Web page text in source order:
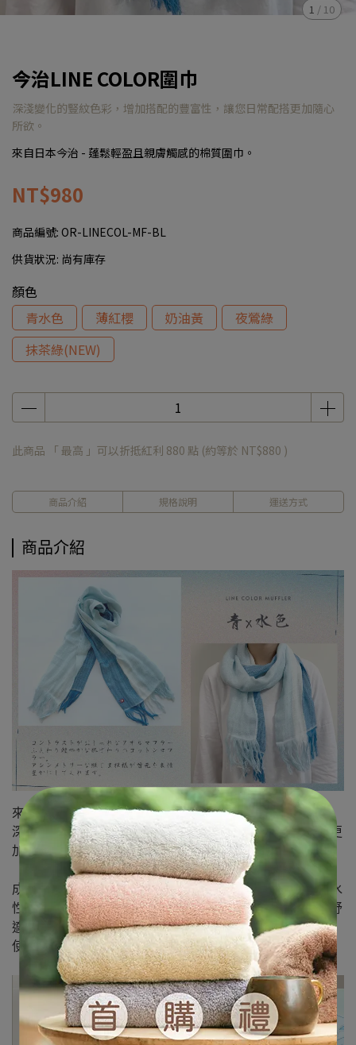
1 / 10
今治LINE COLOR圍巾
深淺變化的豎紋色彩，增加搭配的豐富性，讓您日常配搭更加隨心
所欲。
來自日本今治 - 蓬鬆輕盈且親膚觸感的棉質圍巾。
NT$980
商品編號: OR-LINECOL-MF-BL
供貨狀況: 尚有庫存
顏色
青水色
薄紅櫻 奶油黃
夜鶯綠
抹茶綠(NEW)
此商品 「 最高 」可以折抵紅利 880 點 (約等於 NT$880 )
商品介紹 規格說明 運送方式
商品介紹
來自日本今治-蓬鬆輕盈且親膚觸感的棉質圍巾。
深淺變化的豎紋色彩，增加搭配的豐富性，讓您日常配搭更
加隨心所欲。
成分部分使用了高級埃及棉，讓圍巾更具光澤感， 選用 吸水
性優異、透氣性好的紗布面料製作，無論何時使用都倍感舒
適。
使用洗衣網，在家也可以輕柔機洗，保養簡單。